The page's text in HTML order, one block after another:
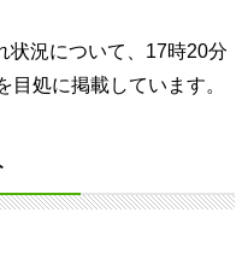
状況について、17時20分
目処に掲載しています。